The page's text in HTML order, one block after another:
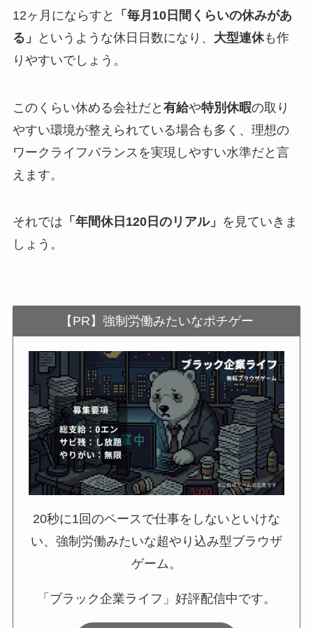
12ヶ月にならすと
「毎月10日間くらいの休みがあ
る」
というような休日日数になり、 大型連休も作
りやすいでしょう。
このくらい休める会社だと 有給や特別休暇の取り
やすい環境が整えられている場合も多く、理想の
ワークライフバランスを実現しやすい水準だと言
えます。
それでは 「年間休日120日のリアル」 を見ていきま
しょう。
【PR】強制労働みたいなポチゲー
20秒に1回のペースで仕事をしないといけな
い、強制労働みたいな超やり込み型ブラウザ
ゲーム。
「ブラック企業ライフ」好評配信中です。